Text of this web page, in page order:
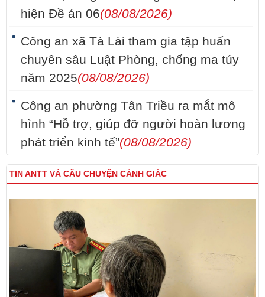
hiện Đề án 06(08/08/2026)
Công an xã Tà Lài tham gia tập huấn
chuyên sâu Luật Phòng, chống ma túy
năm 2025(08/08/2026)
Công an phường Tân Triều ra mắt mô
hình “Hỗ trợ, giúp đỡ người hoàn lương
phát triển kinh tế”(08/08/2026)
TIN ANTT VÀ CÂU CHUYỆN CẢNH GIÁC